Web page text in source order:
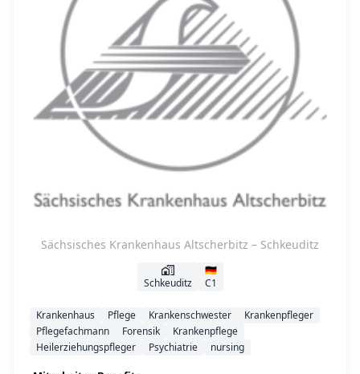
Sächsisches Krankenhaus Altscherbitz – Schkeuditz
Schkeuditz
🇩🇪
C1
Krankenhaus Pflege Krankenschwester
Krankenpfleger
Pflegefachmann
Forensik
Krankenpflege
Heilerziehungspfleger
Psychiatrie nursing